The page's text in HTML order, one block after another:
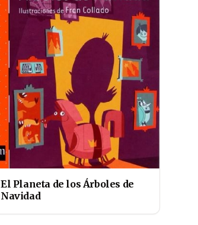
El Planeta de los Árboles de
Navidad